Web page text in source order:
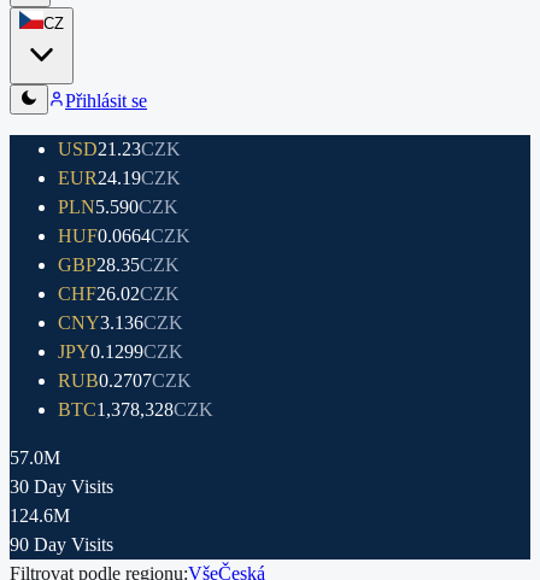
CZ
Přihlásit se
USD21.23CZK
EUR24.19CZK
PLN5.590CZK
HUF0.0664CZK
GBP28.35CZK
CHF26.02CZK
CNY3.136CZK
JPY0.1299CZK
RUB0.2707CZK
BTC1,378,328CZK
57.0M
30 Day Visits
124.6M
90 Day Visits
Filtrovat podle regionu:VšeČeská